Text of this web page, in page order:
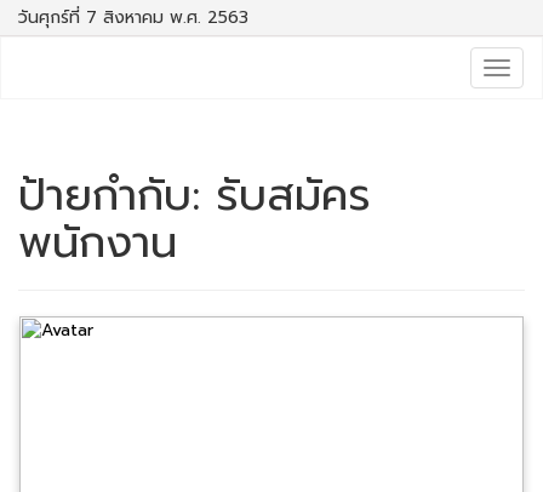
วันศุกร์ที่ 7 สิงหาคม พ.ศ. 2563
ป้ายกำกับ: รับสมัคร
พนักงาน